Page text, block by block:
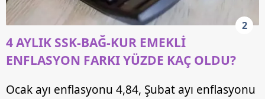
2
4 AYLIK SSK-BAĞ-KUR EMEKLİ
ENFLASYON FARKI YÜZDE KAÇ OLDU?
Ocak ayı enflasyonu 4,84, Şubat ayı enflasyonu